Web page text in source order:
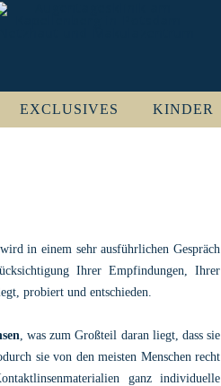
EXCLUSIVES KINDER
in einem sehr ausführlichen Gespräch
Ihrer Empfindungen, Ihrer
probiert und entschieden.
, was zum Großteil daran liegt, dass sie
sie von den meisten Menschen recht
ganz individuelle